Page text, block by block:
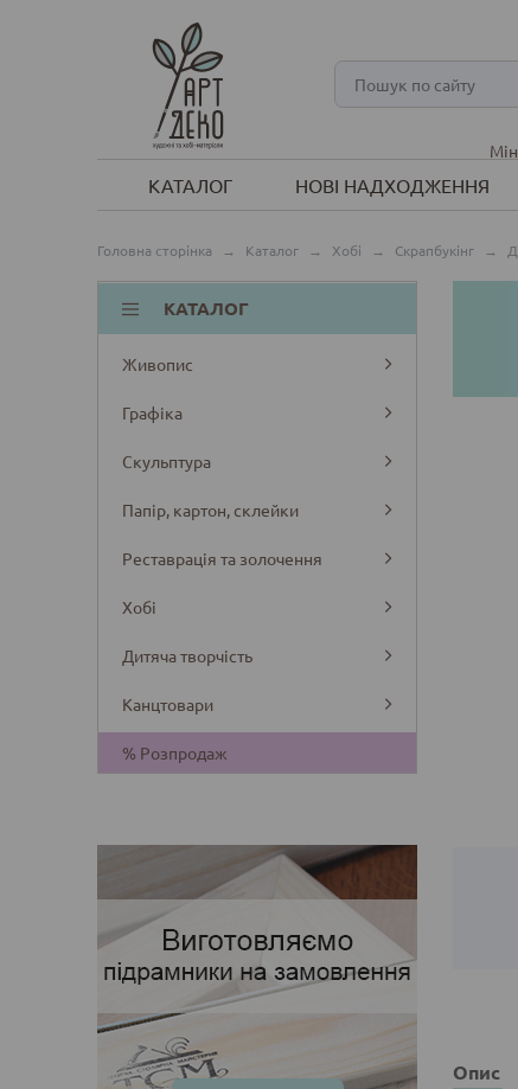
КАТАЛОГ НОВІ НАДХОДЖЕННЯ
Головна сторінка → Каталог → Хобі → Скрапбукінг →
КАТАЛОГ
Живопис
Графіка
Скульптура
Папір, картон, склейки
Реставрація та золочення
Хобі
Дитяча творчість
Канцтовари
% Розпродаж
Опис